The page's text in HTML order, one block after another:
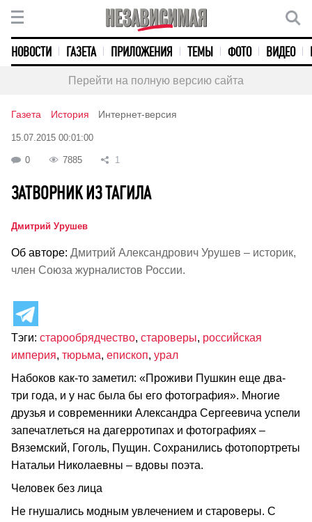
НОВОСТИ ГАЗЕТА ПРИЛОЖЕНИЯ ТЕМЫ ФОТО ВИДЕО
Перейти на полную версию сайта
Газета История Интернет-версия
15.07.2015 00:01:00
0 7885 1
ЗАТВОРНИК ИЗ ТАГИЛА
Дмитрий Урушев
Об авторе: Дмитрий Александрович Урушев – историк,
член Союза журналистов России.
Тэги: старообрядчество, староверы, российская
империя, тюрьма, епископ, урал
Набоков как-то заметил: «Проживи Пушкин еще два-
три года, и у нас была бы его фотография». Многие
друзья и современники Александра Сергеевича успели
запечатлеться на дагерротипах и фотографиях –
Вяземский, Гоголь, Пущин. Сохранились фотопортреты
Натальи Николаевны – вдовы поэта.
Человек без лица
Не гнушались модным увлечением и староверы. С